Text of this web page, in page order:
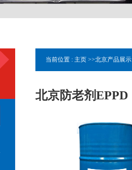
当前位置 : 主页 >>北京产品展示
北京防老剂EPPD